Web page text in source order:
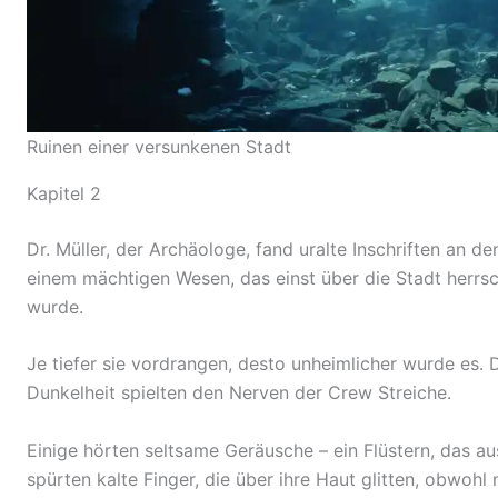
Ruinen einer versunkenen Stadt
Kapitel 2
Dr. Müller, der Archäologe, fand uralte Inschriften an
einem mächtigen Wesen, das einst über die Stadt
wurde.
Je tiefer sie vordrangen, desto unheimlicher wurde es.
Dunkelheit spielten den Nerven der Crew Streiche.
Einige hörten seltsame Geräusche – ein Flüstern, das
spürten kalte Finger, die über ihre Haut glitten, obwohl